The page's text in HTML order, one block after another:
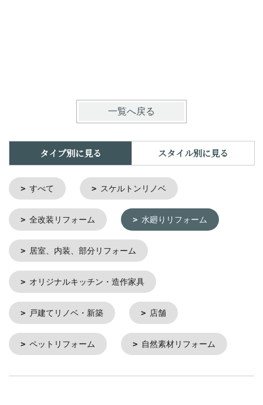
一覧へ戻る
タイプ別に見る スタイル別に見る
すべて スケルトンリノベ
全改装リフォーム 水廻りリフォーム
居室、内装、部分リフォーム
オリジナルキッチン・造作家具
戸建てリノベ・新築 店舗
ペットリフォーム 自然素材リフォーム